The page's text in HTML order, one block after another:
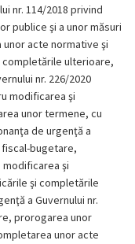
nr. 114/2018 privind
publice şi a unor măsuri
acte normative şi
ulterioare,
nr. 226/2020
modificarea şi
unor termene, cu
de urgenţă a
fiscal-bugetare,
şi
şi completările
a Guvernului nr.
prorogarea unor
unor acte